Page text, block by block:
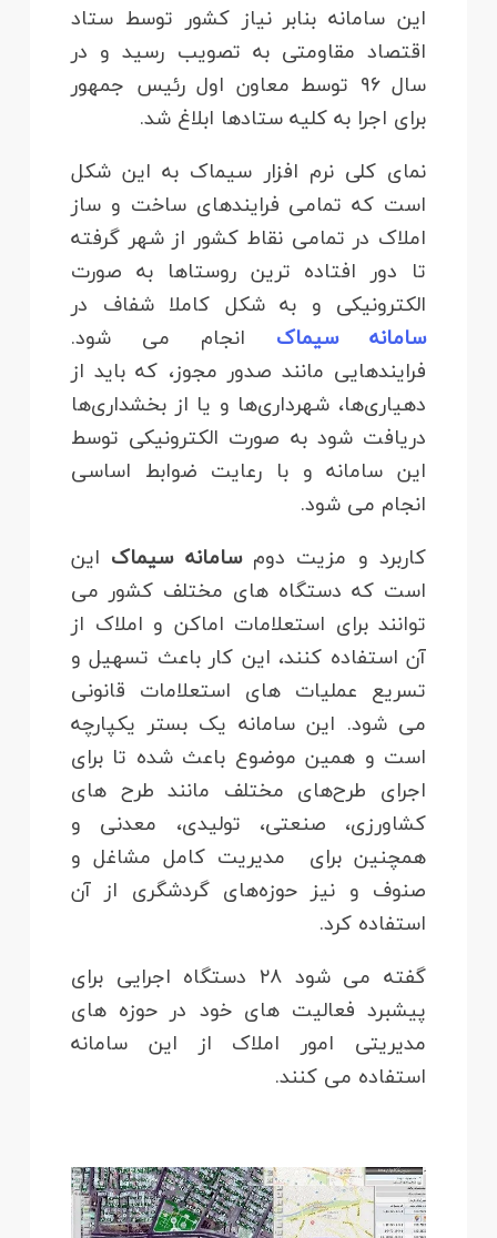
این سامانه بنابر نیاز کشور توسط ستاد
اقتصاد مقاومتی به تصویب رسید و در
سال ۹۶ توسط معاون اول رئیس جمهور
برای اجرا به کلیه ستادها ابلاغ شد.
نمای کلی نرم افزار سیماک به این شکل
است که تمامی فرایندهای ساخت و ساز
املاک در تمامی نقاط کشور از شهر گرفته
تا دور افتاده ترین روستاها به صورت
الکترونیکی و به شکل کاملا شفاف در
سامانه سیماک
انجام می شود.
فرایندهایی مانند صدور مجوز، که باید از
دهیاری‌ها، شهرداری‌ها و یا از بخشداری‌ها
دریافت شود به صورت الکترونیکی توسط
این سامانه و با رعایت ضوابط اساسی
انجام می شود.
کاربرد و مزیت دومسامانه سیماک این
است که دستگاه های مختلف کشور می
توانند برای استعلامات اماکن و املاک از
آن استفاده کنند، این کار باعث تسهیل و
تسریع عملیات های استعلامات قانونی
می شود. این سامانه یک بستر یکپارچه
است و همین موضوع باعث شده تا برای
اجرای طرح‌های مختلف مانند طرح های
کشاورزی، صنعتی، تولیدی، معدنی و
همچنین برای مدیریت کامل مشاغل و
صنوف و نیز حوزه‌های گردشگری از آن
استفاده کرد.
گفته می شود ۲۸ دستگاه اجرایی برای
پیشبرد فعالیت های خود در حوزه های
مدیریتی امور املاک از این سامانه
استفاده می کنند.